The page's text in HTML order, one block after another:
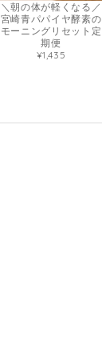
＼朝の体が軽くなる／
宮崎青パパイヤ酵素の
モーニングリセット定
期便
¥1,435